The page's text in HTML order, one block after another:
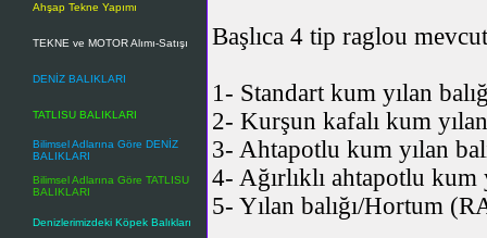
Ahşap Tekne Yapımı
TEKNE ve MOTOR Alımı-Satışı
DENİZ BALIKLARI
TATLISU BALIKLARI
Bilimsel Adlarına Göre DENİZ
BALIKLARI
Bilimsel Adlarına Göre TATLISU
BALIKLARI
Denizlerimizdeki Köpek Balıkları
Başlıca 4 tip raglou
1- Standart kum yılan
2- Kurşun kafalı kum
3- Ahtapotlu kum yılan
4- Ağırlıklı ahtapotlu
5- Yılan balığı/Hortum